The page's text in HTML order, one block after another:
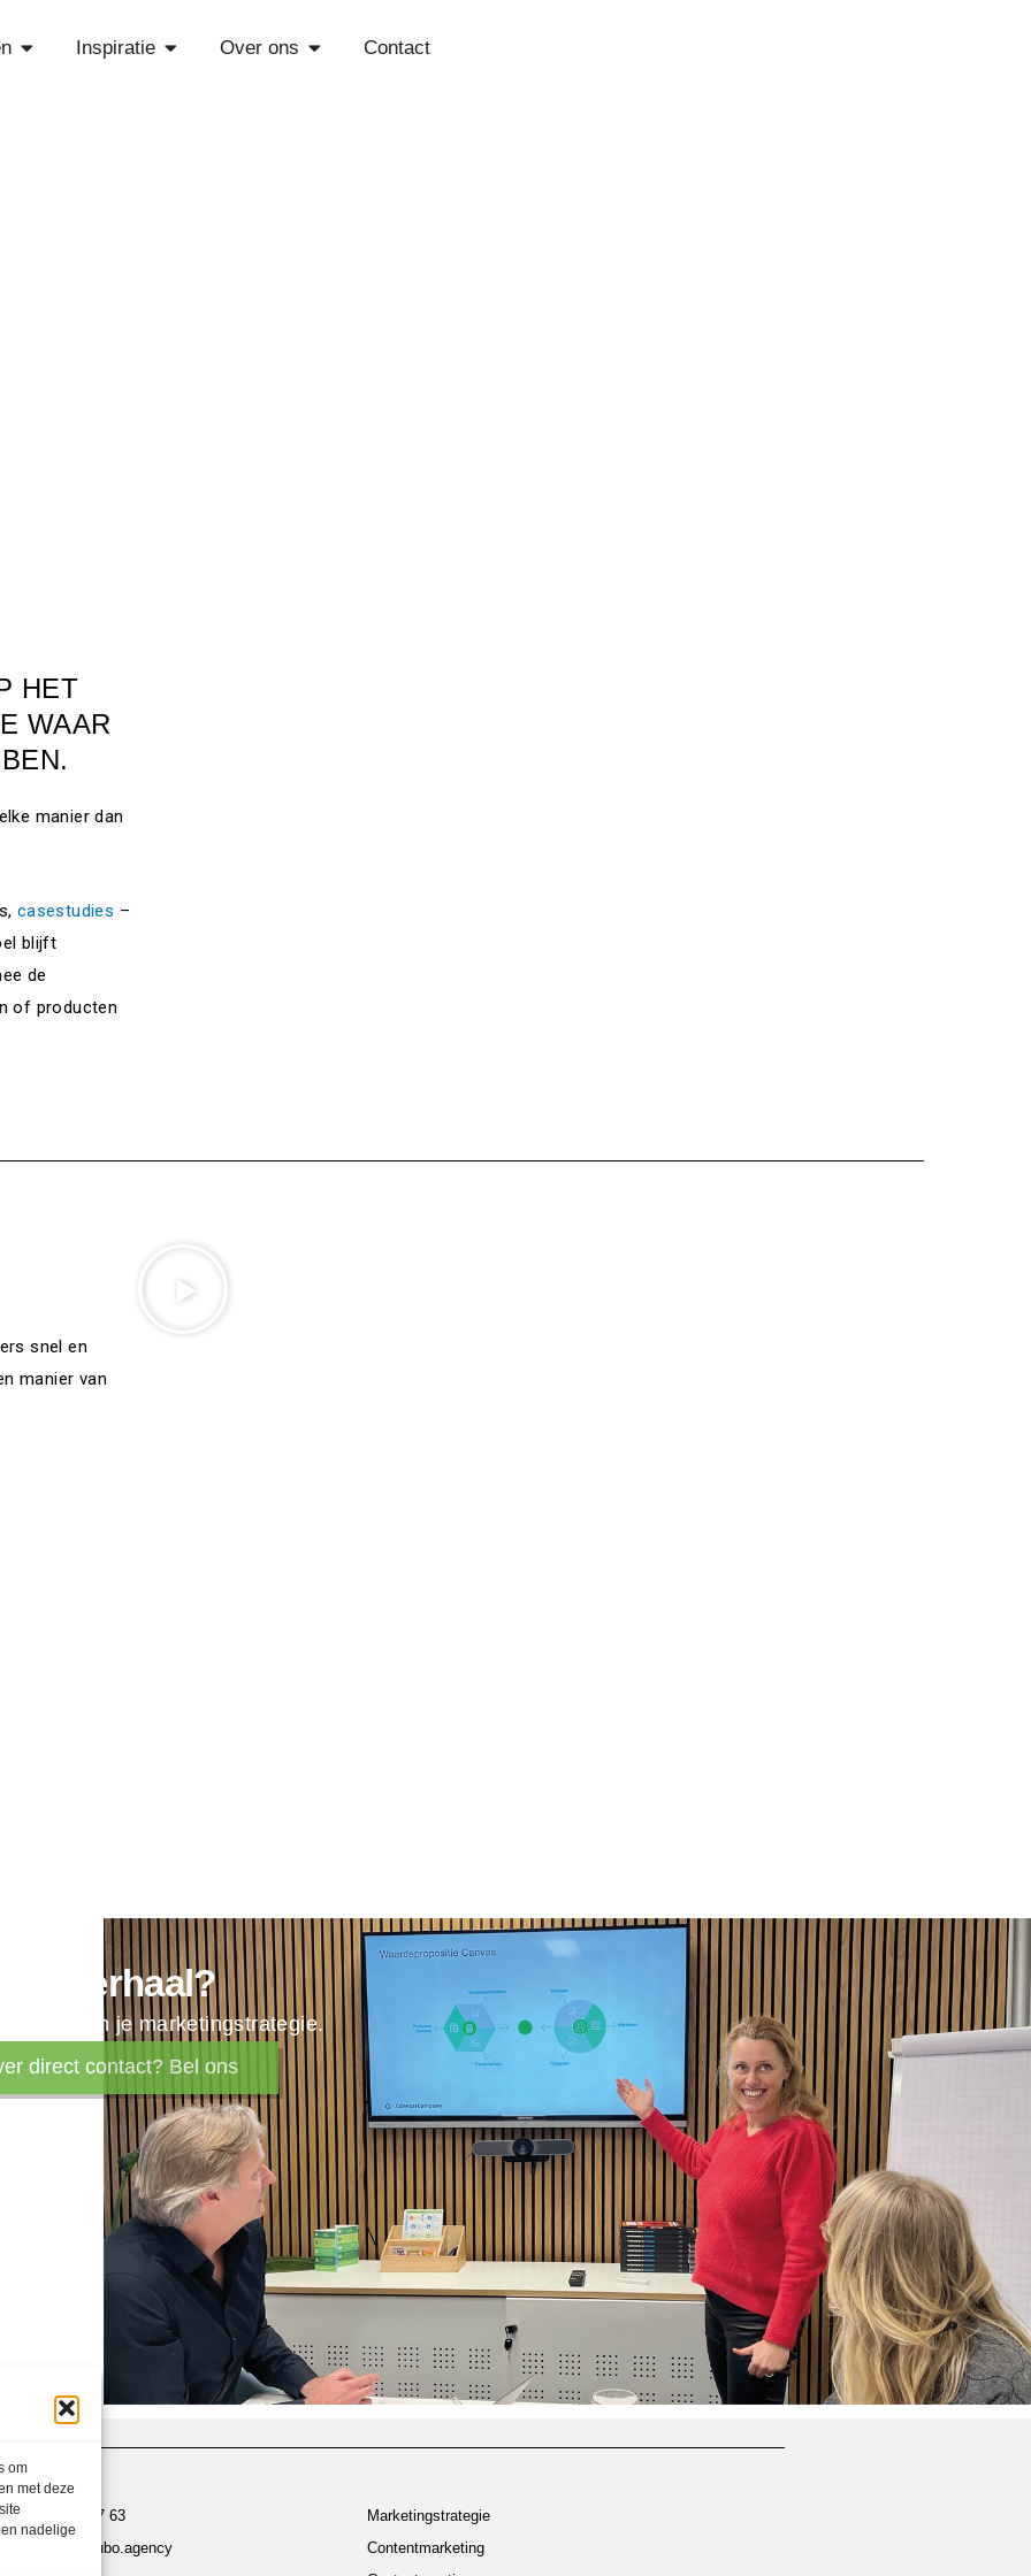
om
met deze
nadelige
Open Diensten
Inspiratie Open Inspiratie
Over ons Open Over ons
Contact
HET
WAAR
manier dan
casestudies –
blijft
de
of producten
snel en
manier van
verhaal?
draad in je marketingstrategie.
direct contact? Bel ons
030 700 97 63
contact@ubo.agency
Marketingstrategie
Contentmarketing